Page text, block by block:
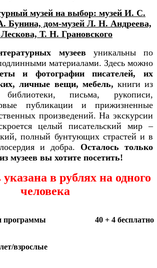
музей на выбор: музей И. С.
Бунина, дом-музей Л. Н. Андреева,
Т. Н. Грановского
музеевуникальны по
материалами. Здесь можно
и фотографии писателей, их
личные вещи, мебель, книги из
библиотеки, письма, рукописи,
публикации и прижизненные
произведений. На экскурсии
целый писательский мир –
полный бунтующих страстей и в
и добра. Осталось только
музеев вы хотите посетить!
в рублях на одного
человека
программы 40 + 4 бесплатно
взрослые